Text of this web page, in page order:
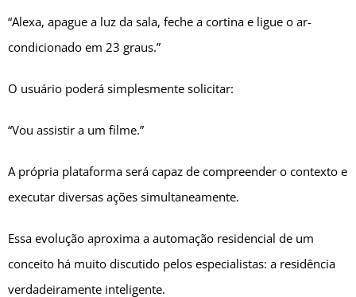
“Alexa, apague a luz da sala, feche a cortina e ligue o ar-
condicionado em 23 graus.”
O usuário poderá simplesmente solicitar:
“Vou assistir a um filme.”
A própria plataforma será capaz de compreender o contexto e
executar diversas ações simultaneamente.
Essa evolução aproxima a automação residencial de um
conceito há muito discutido pelos especialistas: a residência
verdadeiramente inteligente.